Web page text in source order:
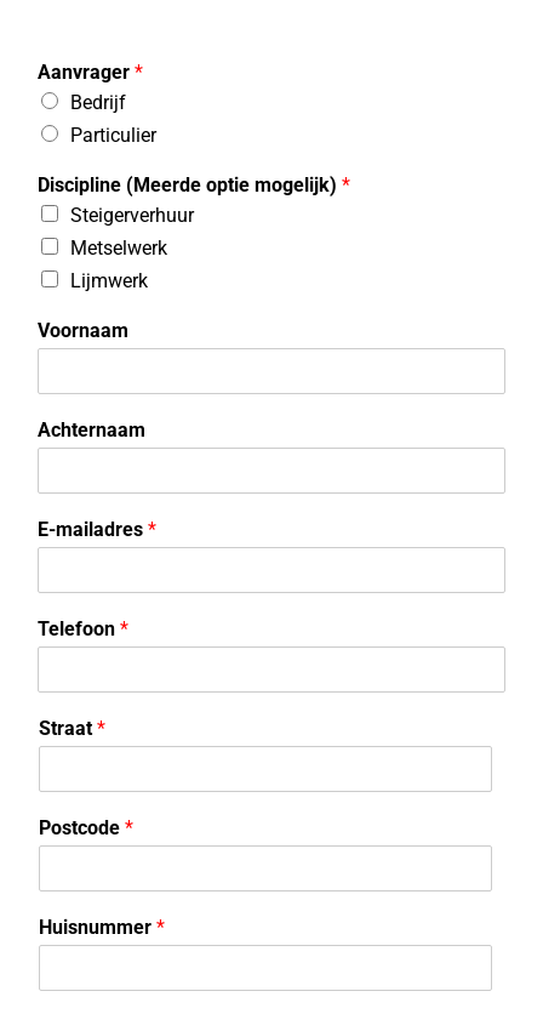
Aanvrager *
Bedrijf
Particulier
Discipline (Meerde optie mogelijk) *
Steigerverhuur
Metselwerk
Lijmwerk
Voornaam
Achternaam
E-mailadres *
Telefoon *
Straat *
Postcode *
Huisnummer *